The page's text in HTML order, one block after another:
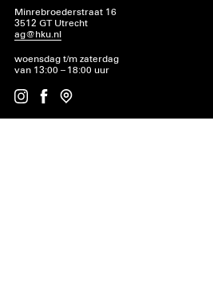
Minrebroederstraat 16
3512 GT Utrecht
ag@hku.nl
woensdag t/m zaterdag
van 13:00 – 18:00 uur